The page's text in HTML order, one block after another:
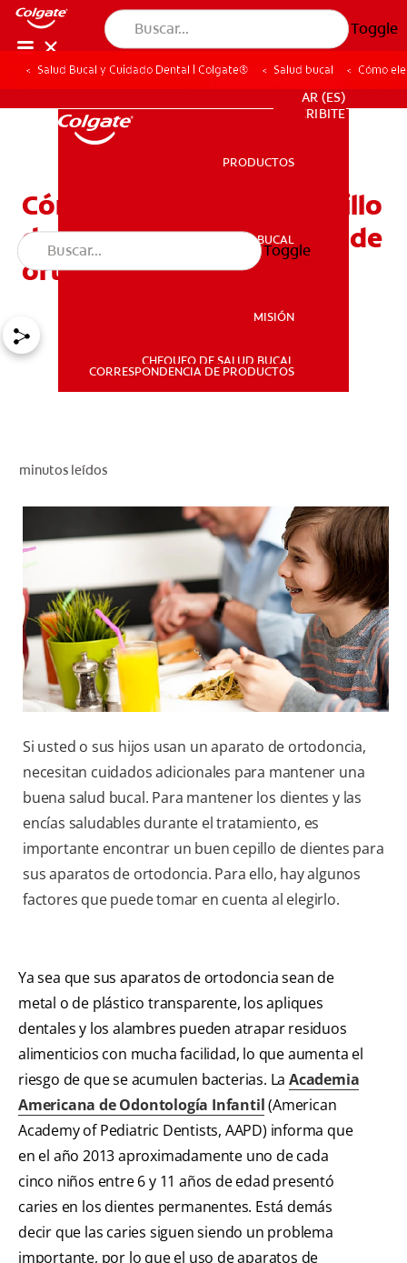
Toggle
SALUD BUCAL
PARA PROFESIONALES
AR (ES)
SUSCRIBITE
PARA PROFESIONALES
AR (ES)
SUSCRIBITE
PRODUCTOS
SALUD BUCAL
MISIÓN
CHEQUEO DE SALUD BUCAL
CORRESPONDENCIA DE PRODUCTOS
Toggle
Salud Bucal y Cuidado Dental | Colgate® Salud bucal Cómo
Cómo elegir el mejor cepillo
de dientes para aparatos de
ortodoncia
minutos leídos
Si usted o sus hijos usan un aparato de ortodoncia,
necesitan cuidados adicionales para mantener una
buena salud bucal. Para mantener los dientes y las
encías saludables durante el tratamiento, es
importante encontrar un buen cepillo de dientes para
sus aparatos de ortodoncia. Para ello, hay algunos
factores que puede tomar en cuenta al elegirlo.
Ya sea que sus aparatos de ortodoncia sean de
metal o de plástico transparente, los apliques
dentales y los alambres pueden atrapar residuos
alimenticios con mucha facilidad, lo que aumenta el
riesgo de que se acumulen bacterias. La Academia
Americana de Odontología Infantil(American
Academy of Pediatric Dentists, AAPD) informa que
en el año 2013 aproximadamente uno de cada
cinco niños entre 6 y 11 años de edad presentó
caries en los dientes permanentes. Está demás
decir que las caries siguen siendo un problema
importante, por lo que el uso de aparatos de